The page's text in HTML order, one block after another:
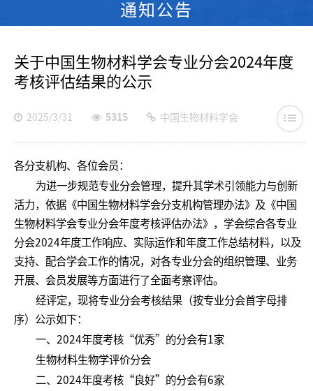
通知公告
关于中国生物材料学会专业分会2024年度
考核评估结果的公示
2025/3/31 5315 中国生物材料学会
各分支机构、各位会员：
为进一步规范专业分会管理，提升其学术引领能力与创新
活力，依据《中国生物材料学会分支机构管理办法》及《中国
生物材料学会专业分会年度考核评估办法》，学会综合各专业
分会2024年度工作响应、实际运作和年度工作总结材料，以及
支持、配合学会工作的情况，对各专业分会的组织管理、业务
开展、会员发展等方面进行了全面考察评估。
经评定，现将专业分会考核结果（按专业分会首字母排
序）公示如下：
一、2024年度考核“优秀”的分会有1家
生物材料生物学评价分会
二、2024年度考核“良好”的分会有6家